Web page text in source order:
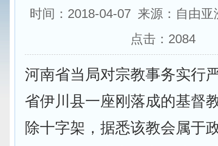
时间：2018-04-07 来源：自由
点击： 2084
河南省当局对宗教事务实行
省伊川县一座刚落成的基督
除十字架，据悉该教会属于